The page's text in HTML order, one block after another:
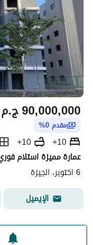
ج.م90,000,000
مقدم 0%
10+
10+
6 اكتوبر، الجيزة
الإيميل